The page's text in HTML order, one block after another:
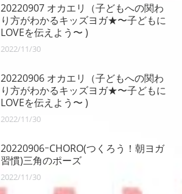
20220907 オカエリ（子どもへの関わ
り方がわかるキッズヨガ★〜子どもに
LOVEを伝えよう〜 )
2022/11/30
20220906 オカエリ（子どもへの関わ
り方がわかるキッズヨガ★〜子どもに
LOVEを伝えよう〜 )
2022/11/30
20220906ｰCHORO(つくろう！朝ヨガ
習慣)三角のポーズ
2022/11/30